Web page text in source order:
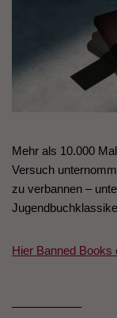
Mehr als 10.000
Versuch
zu verbannen –
Hier Banned Books